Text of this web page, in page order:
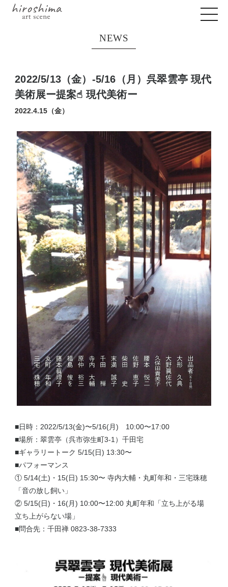
NEWS
2022/5/13（金）-5/16（月）呉翠雲亭 現代
美術展ー提案☝︎ 現代美術ー
2022.4.15（金）
■日時：2022/5/13(金)〜5/16(月) 10:00〜17:00
■場所：翠雲亭（呉市弥生町3-1）千田宅
■ギャラリートーク 5/15(日) 13:30〜
■パフォーマンス
① 5/14(土)・15(日) 15:30〜 寺内大輔・丸町年和・三宅珠穂
「音の放し飼い」
② 5/15(日)・16(月) 10:00〜12:00 丸町年和「立ち上がる場
立ち上がらない場」
■問合先：千田禅 0823-38-7333